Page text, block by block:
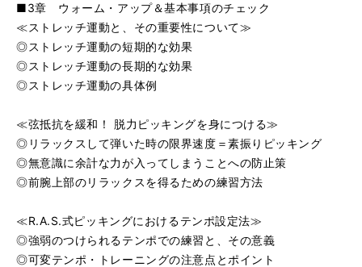
■3章 ウォーム・アップ＆基本事項のチェック
≪ストレッチ運動と、その重要性について≫
◎ストレッチ運動の短期的な効果
◎ストレッチ運動の長期的な効果
◎ストレッチ運動の具体例
≪弦抵抗を緩和！ 脱力ピッキングを身につける≫
◎リラックスして弾いた時の限界速度＝素振りピッキング
◎無意識に余計な力が入ってしまうことへの防止策
◎前腕上部のリラックスを得るための練習方法
≪R.A.S.式ピッキングにおけるテンポ設定法≫
◎強弱のつけられるテンポでの練習と、その意義
◎可変テンポ・トレーニングの注意点とポイント